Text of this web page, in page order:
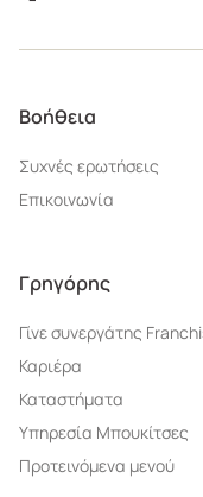
Βοήθεια
Συχνές ερωτήσεις
Επικοινωνία
Γρηγόρης
Γίνε συνεργάτης
Καριέρα
Καταστήματα
Υπηρεσία Μπουκίτσες
Προτεινόμενα μενού